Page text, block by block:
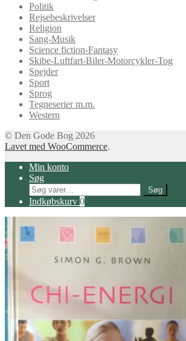
Politik
Rejsebeskrivelser
Religion
Sang-Musik
Science fiction-Fantasy
Skibe-Luftfart-Biler-Motorcykler-Tog
Spejder
Sport
Sprog
Tegneserier m.m.
Western
© Den Gode Bog 2026
Lavet med WooCommerce.
Min konto
Søg
Søg
efter:
Søg
Indkøbskurv 0